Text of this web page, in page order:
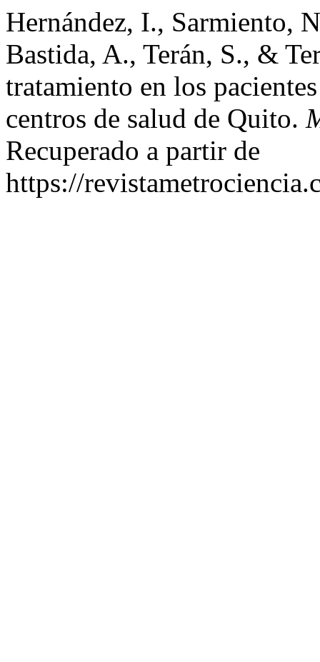
Hernández, I., Sarmiento,
Bastida, A., Terán, S., &
tratamiento en los
centros de salud de Quito.
Recuperado a partir de
https://